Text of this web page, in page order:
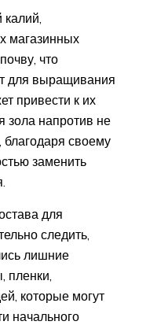
магазинных
что
для выращивания
привести к их
зола напротив не
благодаря своему
заменить
для
следить,
лишние
пленки,
которые могут
начального